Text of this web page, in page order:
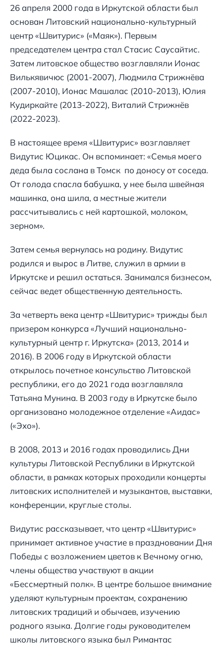
26 апреля 2000 года в Иркутской области был
основан Литовский национально-культурный
центр «Швитурис» («Маяк»). Первым
председателем центра стал Стасис Саусайтис.
Затем литовское общество возглавляли Ионас
Вилькявичюс (2001-2007), Людмила Стрижнёва
(2007-2010), Ионас Машалас (2010-2013), Юлия
Кудиркайте (2013-2022), Виталий Стрижнёв
(2022-2023).
В настоящее время «Швитурис» возглавляет
Видутис Юцикас. Он вспоминает: «Семья моего
деда была сослана в Томск по доносу от соседа.
От голода спасла бабушка, у нее была швейная
машинка, она шила, а местные жители
рассчитывались с ней картошкой, молоком,
зерном».
Затем семья вернулась на родину. Видутис
родился и вырос в Литве, служил в армии в
Иркутске и решил остаться. Занимался бизнесом,
сейчас ведет общественную деятельность.
За четверть века центр «Швитурис» трижды был
призером конкурса «Лучший национально-
культурный центр г. Иркутска» (2013, 2014 и
2016). В 2006 году в Иркутской области
открылось почетное консульство Литовской
республики, его до 2021 года возглавляла
Татьяна Мунина. В 2003 году в Иркутске было
организовано молодежное отделение «Аидас»
(«Эхо»).
В 2008, 2013 и 2016 годах проводились Дни
культуры Литовской Республики в Иркутской
области, в рамках которых проходили концерты
литовских исполнителей и музыкантов, выставки,
конференции, круглые столы.
Видутис рассказывает, что центр «Швитурис»
принимает активное участие в праздновании Дня
Победы с возложением цветов к Вечному огню,
члены общества участвуют в акции
«Бессмертный полк». В центре большое внимание
уделяют культурным проектам, сохранению
литовских традиций и обычаев, изучению
родного языка. Долгие годы руководителем
школы литовского языка был Римантас